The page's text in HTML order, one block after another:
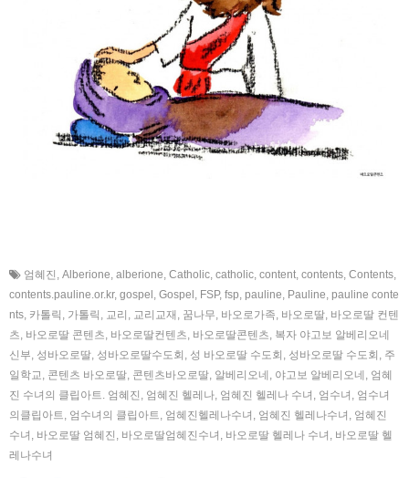
엄혜진 , Alberione, alberione, Catholic, catholic, content, contents, Contents,
contents.pauline.or.kr, gospel , Gospel , FSP, fsp, pauline, Pauline, pauline conte
nts, 카톨릭 , 가톨릭 , 교리 , 교리교재 , 꿈나무, 바오로가족, 바오로딸, 바오로딸 컨텐
츠, 바오로딸 콘텐츠, 바오로딸컨텐츠, 바오로딸콘텐츠, 복자 야고보 알베리오네
신부, 성바오로딸, 성바오로딸수도회 , 성 바오로딸 수도회 , 성바오로딸 수도회 , 주
일학교, 콘텐츠 바오로딸, 콘텐츠바오로딸, 알베리오네 , 야고보 알베리오네 , 엄혜
진 수녀의 클립아트. 엄혜진 , 엄혜진 헬레나, 엄혜진 헬레나 수녀 , 엄수녀 , 엄수녀
의클립아트, 엄수녀의 클립아트, 엄혜진헬레나수녀 , 엄혜진 헬레나수녀 , 엄혜진
수녀 , 바오로딸 엄혜진 , 바오로딸엄혜진수녀 , 바오로딸 헬레나 수녀 , 바오로딸 헬
레나수녀